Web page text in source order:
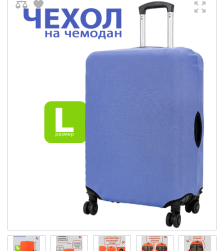
Сумки колесные
Сумки спортивные
Сумки деловые
Сумки поясные
Сумки пляжные
Сумки для ноутбуков
Сумки-тележки хозяйственные
Сумки-рюкзаки на колёсах
Сумки детские
Рюкзаки
Рюкзаки городские
Рюкзаки школьные
Рюкзаки подростковые
Ранцы школьные